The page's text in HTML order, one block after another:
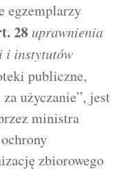
egzemplarzy
28 uprawnienia
i instytutów
publiczne,
użyczanie”, jest
ministra
zbiorowego